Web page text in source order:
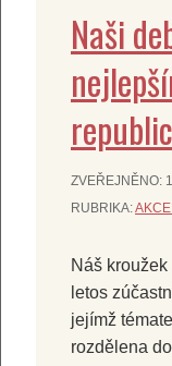
Naši
ZVEŘEJNĚNO:
RUBRIKA:AKCE
Náš
letos
jejímž
rozdělena